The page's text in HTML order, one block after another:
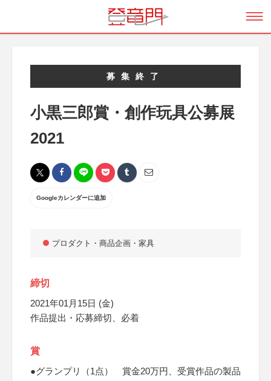
募集終了
小黒三郎賞・創作玩具公募展
2021
Googleカレンダーに追加
プロダクト・商品企画・家具
締切
2021年01月15日 (金)
作品提出・応募締切、必着
賞
●グランプリ（1点） 賞金20万円、受賞作品の製品